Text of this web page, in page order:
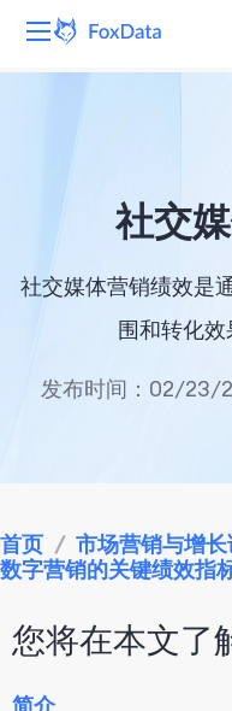
资源
社交
社交媒体营销绩效是
围和转化效
发布时间：02/23/
首页 / 市场营销与增
数字营销的关键绩效指
您将在本文了